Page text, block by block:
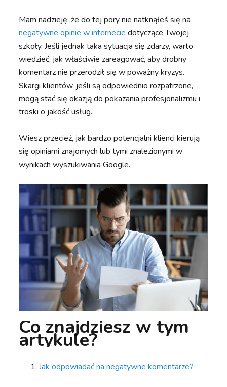
Mam nadzieję, że do tej pory nie natknąłeś się na
negatywne opinie w internecie dotyczące Twojej
szkoły. Jeśli jednak taka sytuacja się zdarzy, warto
wiedzieć, jak właściwie zareagować, aby drobny
komentarz nie przerodził się w poważny kryzys.
Skargi klientów, jeśli są odpowiednio rozpatrzone,
mogą stać się okazją do pokazania profesjonalizmu i
troski o jakość usług.
Wiesz przecież, jak bardzo potencjalni klienci kierują
się opiniami znajomych lub tymi znalezionymi w
wynikach wyszukiwania Google.
Co znajdziesz w tym
artykule?
Jak odpowiadać na negatywne komentarze?